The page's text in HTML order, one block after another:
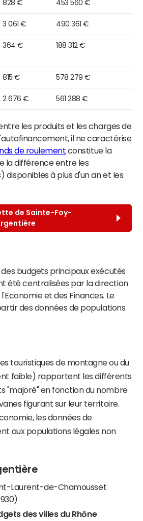
828 € 453 560 €
3 061 € 490 361 €
364 € 188 312 €
815 € 578 279 €
2 676 € 561 288 €
les produits et les charges de
il ne caractérise
de roulement constitue la
la différence entre les
à plus d'un an et les
de Sainte-Foy-
budgets principaux exécutés
été centralisées par la direction
et des Finances. Le
des données de populations
touristiques de montagne ou du
faible) rapportent les différents
"majoré" en fonction du nombre
figurant sur leur territoire.
les données de
aux populations légales non
Laurent-de-Chamousset
des villes du Rhône